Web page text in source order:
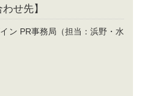
せ先】
ン PR事務局（担当：浜野・水